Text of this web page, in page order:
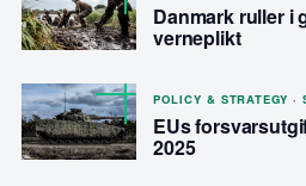
Danmark ruller i
verneplikt
POLICY & STRATEGY ·
EUs
2025